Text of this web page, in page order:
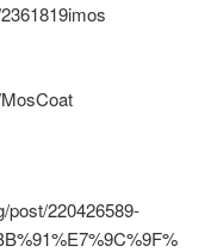
post/220426589-